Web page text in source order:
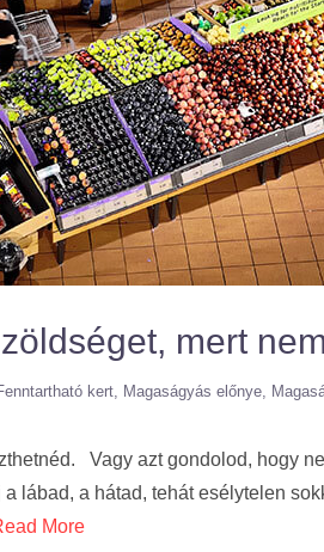
mert
kert Magaságyás előnye
Vagy azt gondolod, hogy
lábad, a hátad, tehát esélytelen
More